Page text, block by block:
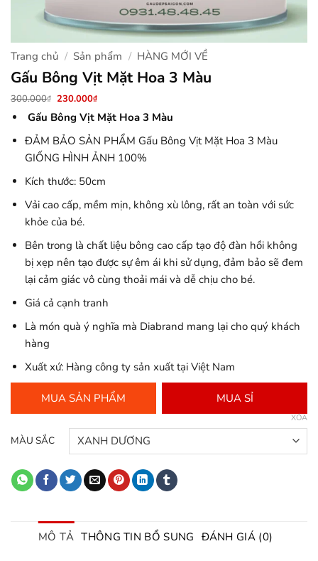
Trang chủ / Sản phẩm / HÀNG MỚI VỀ
Gấu Bông Vịt Mặt Hoa 3 Màu
300.000₫ Giá
là:
300.000₫.
230.000₫Giá
tại
230.000₫.
Gấu Bông Vịt Mặt Hoa 3 Màu
ĐẢM BẢO SẢN PHẨM Gấu Bông Vịt Mặt Hoa 3 Màu
GIỐNG HÌNH ẢNH 100%
Kích thước: 50cm
Vải cao cấp, mềm mịn, không xù lông, rất an toàn với sức
khỏe của bé.
Bên trong là chất liệu bông cao cấp tạo độ đàn hồi không
bị xẹp nên tạo được sự êm ái khi sử dụng, đảm bảo sẽ đem
lại cảm giác vô cùng thoải mái và dễ chịu cho bé.
Giá cả cạnh tranh
Là món quà ý nghĩa mà Diabrand mang lại cho quý khách
hàng
Xuất xứ: Hàng công ty sản xuất tại Việt Nam
MUA SẢN PHẨM MUA SỈ
MÀU SẮC
XÓA
MÔ TẢ THÔNG TIN BỔ SUNG ĐÁNH GIÁ (0)